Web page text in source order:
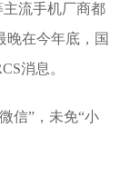
流手机厂商都
晚在今年底，国
消息。
信”，未免“小